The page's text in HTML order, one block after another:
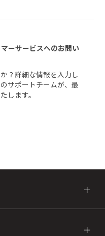
ーサービスへのお問い
？詳細な情報を入力し
サポートチームが、最
します。
＋
＋